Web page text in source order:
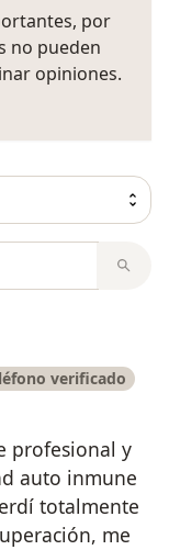
por
no pueden
opiniones.
verificado
profesional y
auto inmune
totalmente
me